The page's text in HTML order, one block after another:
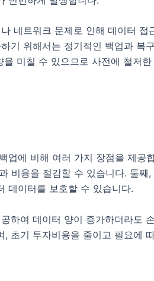
네트워크 문제로 인해 데이터 접
기 위해서는 정기적인 백업과 복
미칠 수 있으므로 사전에 철저
업에 비해 여러 가지 장점을 제공
비용을 절감할 수 있습니다. 둘째
데이터를 보호할 수 있습니다.
하여 데이터 양이 증가하더라도
초기 투자비용을 줄이고 필요에